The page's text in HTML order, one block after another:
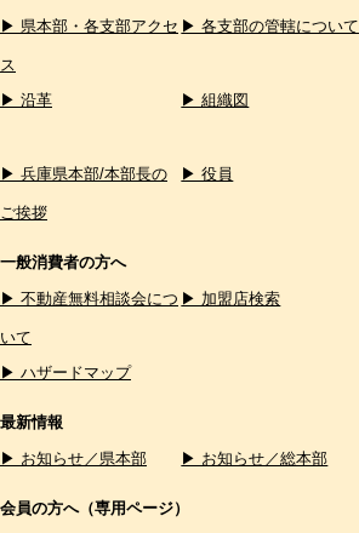
▶ 県本部・各支部アクセ
ス
▶ 各支部の管轄について
▶ 沿革 ▶ 組織図
▶ 兵庫県本部/本部長の
ご挨拶
▶ 役員
一般消費者の方へ
▶ 不動産無料相談会につ
いて
▶ 加盟店検索
▶ ハザードマップ
最新情報
▶ お知らせ／県本部
▶ お知らせ／総本部
会員の方へ（専用ページ）